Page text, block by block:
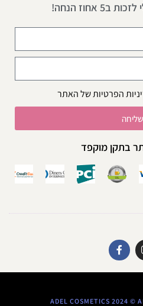
אחוז הנחה!
הפרטיותשל האתר
שליחה
בתקן מוקפד
ADEL COSMETICS 2024 ©